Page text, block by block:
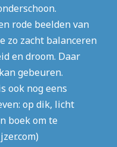
rode beelden van
zo zacht balanceren
en droom. Daar
gebeuren.
ook nog eens
op dik, licht
boek om te